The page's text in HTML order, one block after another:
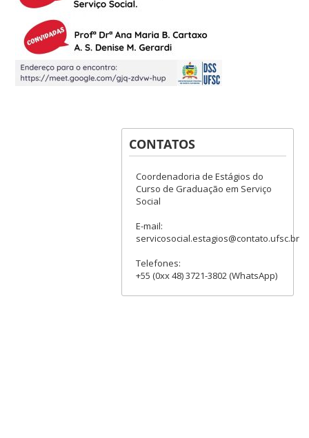
CONTATOS
Coordenadoria de Estágios do
Curso de Graduação em Serviço
Social
E-mail:
servicosocial.estagios@contato.ufsc.br
Telefones:
+55 (0xx 48) 3721-3802 (WhatsApp)